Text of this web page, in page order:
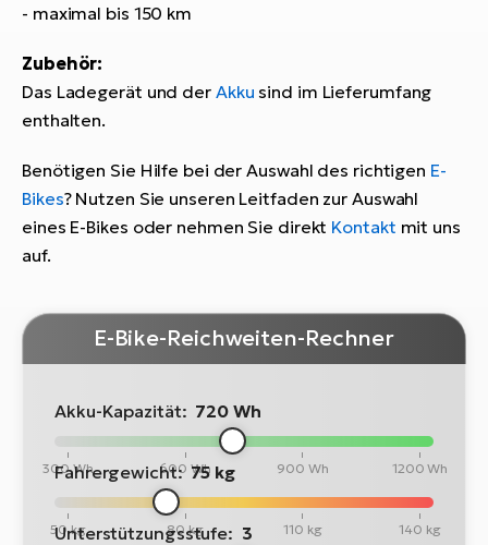
- maximal bis 150 km
Zubehör:
Das Ladegerät und der Akku sind im Lieferumfang
enthalten.
Benötigen Sie Hilfe bei der Auswahl des richtigen E-
Bikes? Nutzen Sie unseren Leitfaden zur Auswahl
eines E-Bikes oder nehmen Sie direkt Kontakt mit uns
auf.
E-Bike-Reichweiten-Rechner
Akku-Kapazität: 720 Wh
300 Wh 600 Wh 900 Wh 1200 Wh
Fahrergewicht: 75 kg
50 kg 80 kg 110 kg 140 kg
Unterstützungsstufe: 3